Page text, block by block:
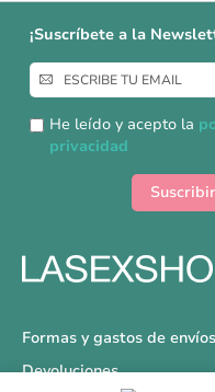
¡Suscríbete a la
Inscríbase
a
nuestro
boletín
He leído y acepto la
privacidad
Formas y gastos de envíos
Devoluciones